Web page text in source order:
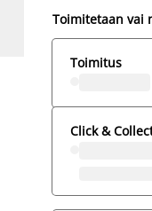
Toimitetaan vai
Toimitus
Click &